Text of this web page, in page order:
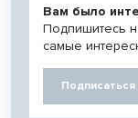
Вам было
Подпишитесь
самые